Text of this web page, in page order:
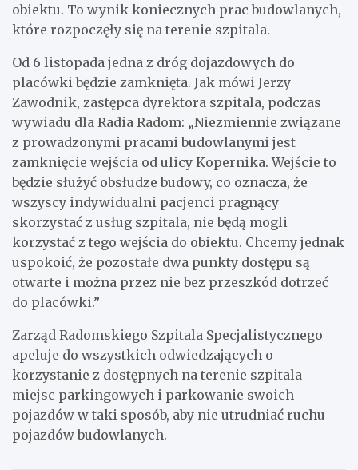
obiektu. To wynik koniecznych prac budowlanych,
które rozpoczęły się na terenie szpitala.
Od 6 listopada jedna z dróg dojazdowych do
placówki będzie zamknięta. Jak mówi Jerzy
Zawodnik, zastępca dyrektora szpitala, podczas
wywiadu dla Radia Radom: „Niezmiennie związane
z prowadzonymi pracami budowlanymi jest
zamknięcie wejścia od ulicy Kopernika. Wejście to
będzie służyć obsłudze budowy, co oznacza, że
wszyscy indywidualni pacjenci pragnący
skorzystać z usług szpitala, nie będą mogli
korzystać z tego wejścia do obiektu. Chcemy jednak
uspokoić, że pozostałe dwa punkty dostępu są
otwarte i można przez nie bez przeszkód dotrzeć
do placówki.”
Zarząd Radomskiego Szpitala Specjalistycznego
apeluje do wszystkich odwiedzających o
korzystanie z dostępnych na terenie szpitala
miejsc parkingowych i parkowanie swoich
pojazdów w taki sposób, aby nie utrudniać ruchu
pojazdów budowlanych.